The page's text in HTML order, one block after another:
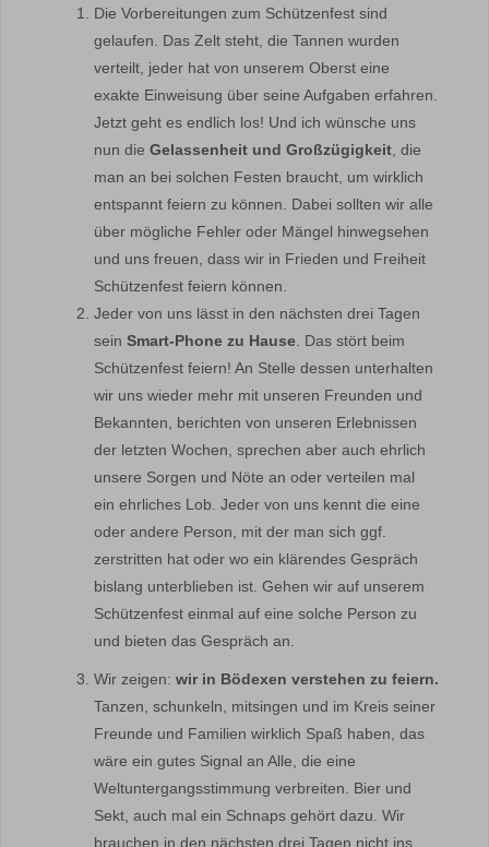
Die Vorbereitungen zum Schützenfest sind
gelaufen. Das Zelt steht, die Tannen wurden
verteilt, jeder hat von unserem Oberst eine
exakte Einweisung über seine Aufgaben erfahren.
Jetzt geht es endlich los! Und ich wünsche uns
nun die Gelassenheit und Großzügigkeit , die
man an bei solchen Festen braucht, um wirklich
entspannt feiern zu können. Dabei sollten wir alle
über mögliche Fehler oder Mängel hinwegsehen
und uns freuen, dass wir in Frieden und Freiheit
Schützenfest feiern können.
Jeder von uns lässt in den nächsten drei Tagen
sein Smart-Phone zu Hause . Das stört beim
Schützenfest feiern! An Stelle dessen unterhalten
wir uns wieder mehr mit unseren Freunden und
Bekannten, berichten von unseren Erlebnissen
der letzten Wochen, sprechen aber auch ehrlich
unsere Sorgen und Nöte an oder verteilen mal
ein ehrliches Lob. Jeder von uns kennt die eine
oder andere Person, mit der man sich ggf.
zerstritten hat oder wo ein klärendes Gespräch
bislang unterblieben ist. Gehen wir auf unserem
Schützenfest einmal auf eine solche Person zu
und bieten das Gespräch an.
Wir zeigen: wir in Bödexen verstehen zu feiern.
Tanzen, schunkeln, mitsingen und im Kreis seiner
Freunde und Familien wirklich Spaß haben, das
wäre ein gutes Signal an Alle, die eine
Weltuntergangsstimmung verbreiten. Bier und
Sekt, auch mal ein Schnaps gehört dazu. Wir
brauchen in den nächsten drei Tagen nicht ins